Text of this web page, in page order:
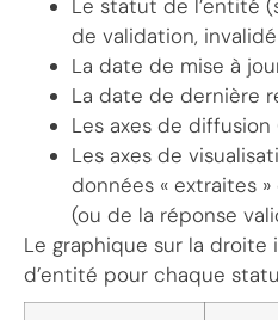
Le statut de l’entité
de validation,
La date de mise à
La date de dernière
Les axes de
Les axes de
données « extraites
(ou de la réponse
Le graphique sur la droite
d’entité pour chaque